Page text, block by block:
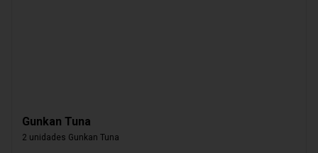
Gunkan Tuna
2 unidades Gunkan Tuna